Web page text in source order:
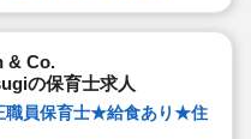
& Co.
の保育士求人
員保育士★給食あり★住